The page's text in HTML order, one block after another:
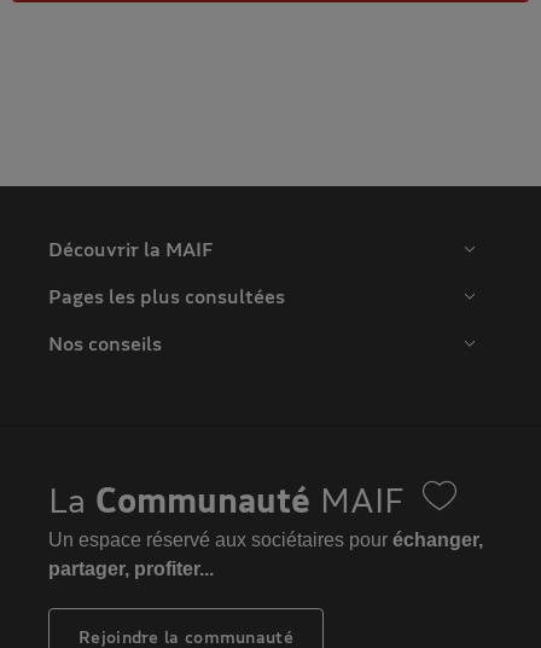
Découvrir la MAIF
Pages les plus consultées
Nos conseils
La Communauté MAIF
Un espace réservé aux sociétaires pour échanger,
partager, profiter...
Rejoindre la communauté